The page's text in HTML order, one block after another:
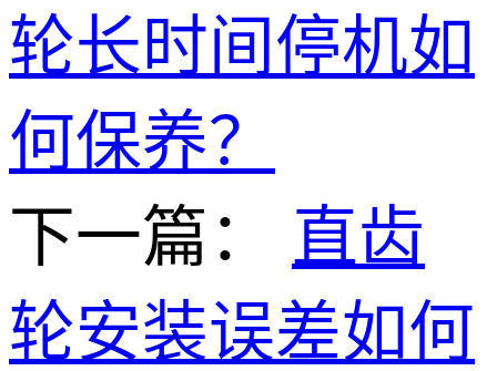
轮长时间停机如
何保养？
下一篇：
直齿
轮安装误差如何